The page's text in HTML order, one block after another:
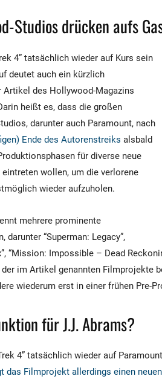
Studios drücken aufs
4” tatsächlich wieder auf Kurs sein
deutet auch ein kürzlich
Artikel des Hollywood-Magazins
heißt es, dass die großen
darunter auch Paramount, nach
Ende des Autorenstreiks alsbald
für diverse neue
wollen, um die verlorene
wieder aufzuholen.
mehrere prominente
darunter “Superman: Legacy”,
“Mission: Impossible – Dead
der im Artikel genannten Filmprojekte
wiederum erst in einer frühen Pre-
für J.J. Abrams?
4” tatsächlich wieder auf
das Filmprojekt allerdings einen